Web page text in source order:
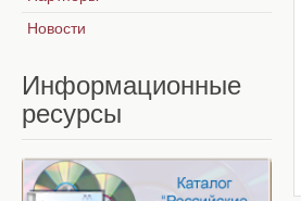
Новости
Информационные
ресурсы